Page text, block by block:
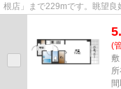
根店」まで229mです。眺望良
(